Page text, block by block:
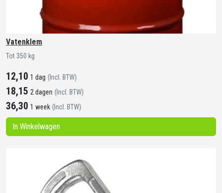
Vatenklem
Tot 350 kg
12,10 1 dag (Incl. BTW)
18,15 2 dagen (Incl. BTW)
36,30 1 week (Incl. BTW)
In Winkelwagen